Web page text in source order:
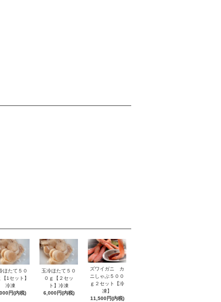
ほたて５０
1セット】
冷凍
円(内税)
玉冷ほたて５０
０ｇ【２セッ
ト】冷凍
6,000円(内税)
ズワイガニ カ
ニしゃぶ５００
ｇ２セット【冷
凍】
11,500円(内税)